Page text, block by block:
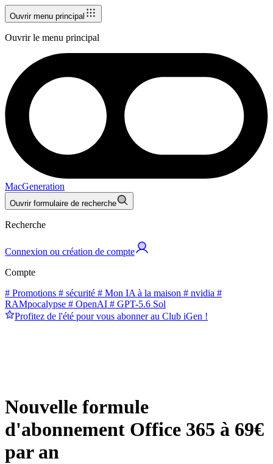
Ouvrir menu principal
Ouvrir le menu principal
MacGeneration
Ouvrir formulaire de recherche
Recherche
Connexion ou création de compte
Compte
# Promotions # sécurité # Mon IA à la maison # nvidia #
RAMpocalypse # OpenAI # GPT-5.6 Sol
Profitez de l'été pour vous abonner au Club iGen !
Nouvelle formule
d'abonnement Office 365 à 69€
par an